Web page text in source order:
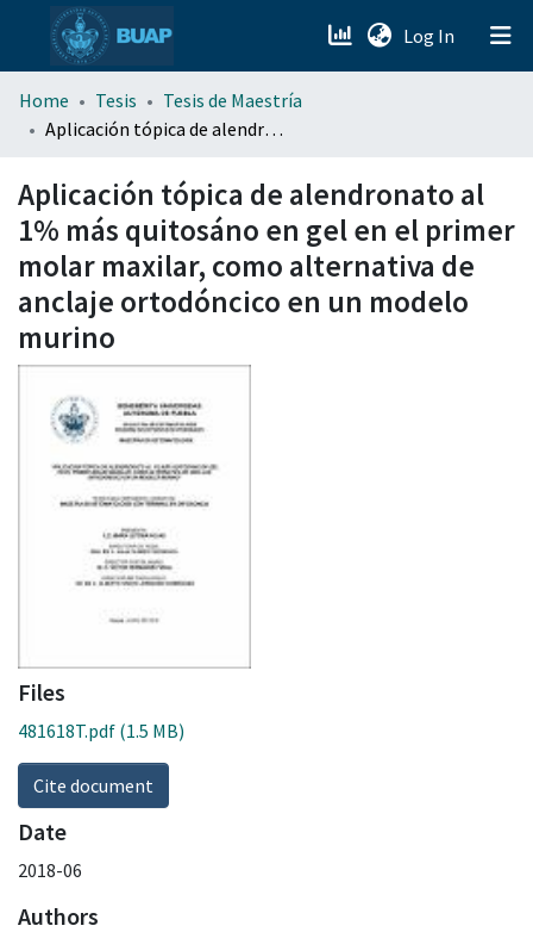
Log In (current)
menu.section.about_menu
Home Tesis
Tesis de Maestría
Aplicación tópica de alendronato al 1% más quitosáno en gel en el primer molar maxilar, como alternativa de anclaje ortodóncico en un modelo murino
Aplicación tópica de alendronato al
1% más quitosáno en gel en el primer
molar maxilar, como alternativa de
anclaje ortodóncico en un modelo
murino
Files
481618T.pdf (1.5 MB)
Cite document
Date
2018-06
Authors